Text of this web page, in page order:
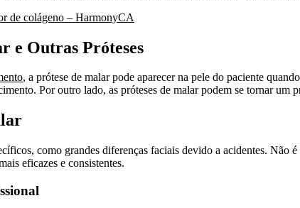
de colágeno – HarmonyCA
e Outras Próteses
, a prótese de malar pode aparecer na pele do paciente
Por outro lado, as próteses de malar podem se tornar um
como grandes diferenças faciais devido a acidentes.
eficazes e consistentes.